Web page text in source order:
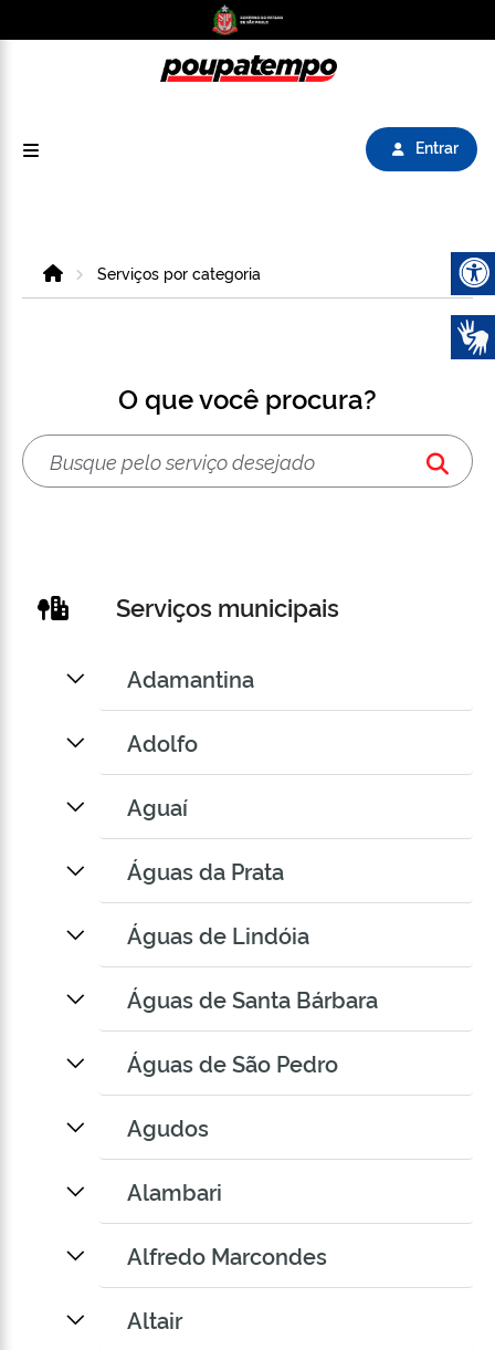
Entrar
HomeServiços por categoria
O que você procura?
Serviços municipais
Adamantina
Adolfo
Aguaí
Águas da Prata
Águas de Lindóia
Águas de Santa Bárbara
Águas de São Pedro
Agudos
Alambari
Alfredo Marcondes
Altair